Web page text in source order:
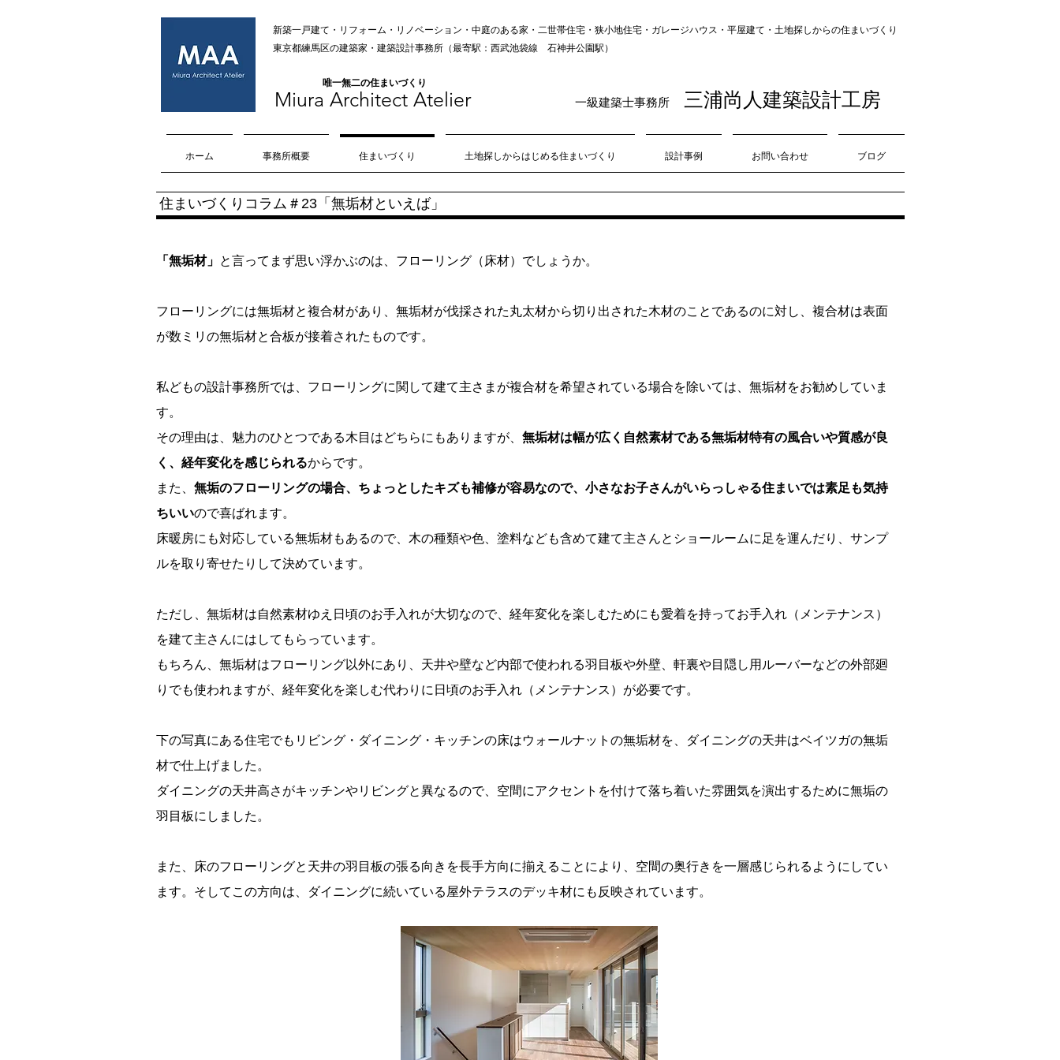
新築一戸建て・リフォーム・リノベーション・中庭のある家・二世帯住宅・狭小地住宅・ガレージハウス・平屋建て・土地探し​​からの住まいづくり
​​東京都練馬区の建築家・建築設計事務所（最寄駅：西武池袋線 石神井公園駅）
Miura Architect Atelier
​唯一無二の住まいづくり
一級建築士事務所 三浦尚人建築設計工房
ホーム 事務所概要 住まいづくり 土地探しからはじめる住まいづくり 設計事例 お問い合わせ ブログ
​住まいづくりコラム＃23 「無垢材といえば」
「無垢材」 と言ってまず思い浮かぶのは、フローリング（床材）でしょうか。
フローリングには無垢材と複合材があり、無垢材が伐採された丸太材から切り出された木材のことであるのに対し、複合材は表面
が数ミリの無垢材と合板が接着されたものです。
私どもの設計事務所では、フローリングに関して建て主さまが複合材を希望されている場合を除いては、無垢材をお勧めしていま
す。
その理由は、魅力のひとつである木目はどちらにもありますが、 無垢材は幅が広く自然素材である無垢材特有の風合いや質感が良
く、経年変化を感じられるからです。
また、 無垢のフローリングの場合、ちょっとしたキズも補修が容易なので、小さなお子さんがいらっしゃる住まいでは素足も気持
ちいいので喜ばれます。
床暖房にも対応している無垢材もあるので、木の種類や色、塗料なども含めて建て主さんとショールームに足を運んだり、サンプ
ルを取り寄せたりして決めています。
ただし、無垢材は自然素材ゆえ日頃のお手入れが大切なので、経年変化を楽しむためにも愛着を持ってお手入れ（メンテナンス）
を建て主さんにはしてもらっています。
もちろん、無垢材はフローリング以外にあり、天井や壁など内部で使われる羽目板や外壁、軒裏や目隠し用ルーバーなどの外部廻
りでも使われますが、経年変化を楽しむ代わりに日頃のお手入れ（メンテナンス）が必要です。
下の写真にある住宅でもリビング・ダイニング・キッチンの床はウォールナットの無垢材を、ダイニングの天井はベイツガの無垢
材で仕上げました。
ダイニングの天井高さがキッチンやリビングと異なるので、空間にアクセントを付けて落ち着いた雰囲気を演出するために無垢の
羽目板にしました。
また、床のフローリングと天井の羽目板の張る向きを長手方向に揃えることにより、空間の奥行きを一層感じられるようにしてい
ます。そしてこの方向は、ダイニングに続いている屋外テラスのデッキ材にも反映されています。